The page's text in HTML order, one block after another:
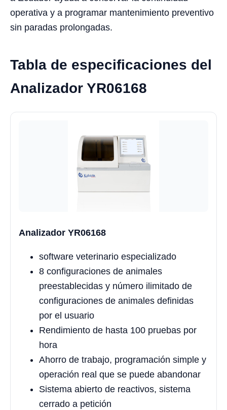
operativa y a programar mantenimiento preventivo
sin paradas prolongadas.
Tabla de especificaciones del
Analizador YR06168
Analizador YR06168
software veterinario especializado
8 configuraciones de animales
preestablecidas y número ilimitado de
configuraciones de animales definidas
por el usuario
Rendimiento de hasta 100 pruebas por
hora
Ahorro de trabajo, programación simple y
operación real que se puede abandonar
Sistema abierto de reactivos, sistema
cerrado a petición